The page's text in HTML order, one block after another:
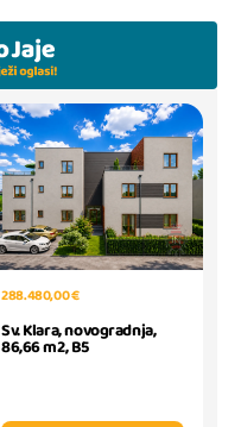
288.480,00 €
Sv. Klara, novogradnja,
86,66 m2, B5